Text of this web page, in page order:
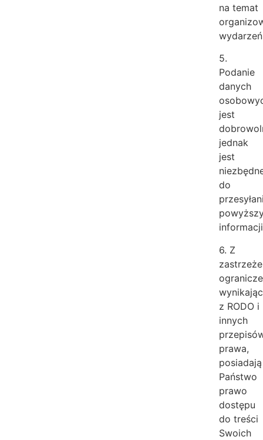
na temat
5.
Podanie
danych
jest
jednak
jest
do
6. Z
z RODO i
innych
prawa,
posiadają
Państwo
prawo
dostępu
do treści
Swoich